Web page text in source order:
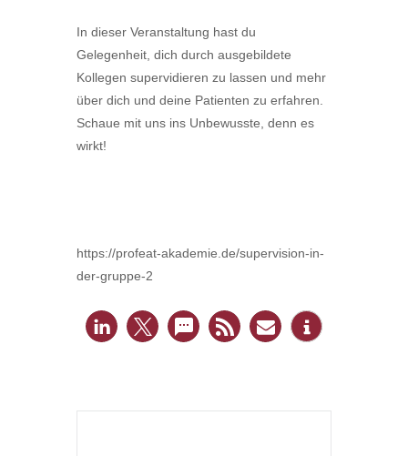
In dieser Veranstaltung hast du
Gelegenheit, dich durch ausgebildete
Kollegen supervidieren zu lassen und mehr
über dich und deine Patienten zu erfahren.
Schaue mit uns ins Unbewusste, denn es
wirkt!
https://profeat-akademie.de/supervision-in-
der-gruppe-2